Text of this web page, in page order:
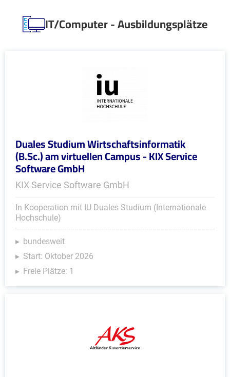
IT/Computer - Ausbildungsplätze
Duales Studium Wirtschaftsinformatik
(B.Sc.) am virtuellen Campus - KIX Service
Software GmbH
KIX Service Software GmbH
In Kooperation mit IU Duales Studium (Internationale
Hochschule)
bundesweit
Start: Oktober 2026
Freie Plätze: 1